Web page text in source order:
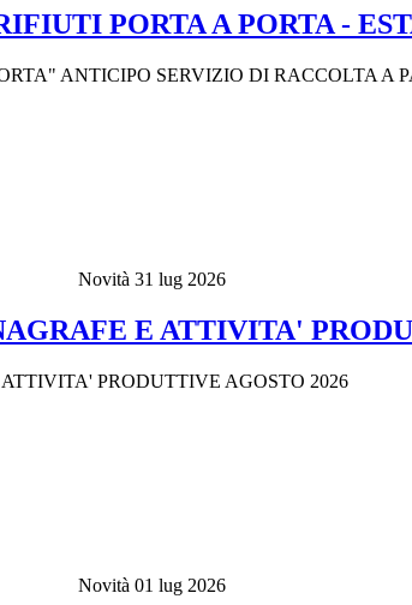
PORTA A PORTA -
ANTICIPO SERVIZIO DI RACCOLTA A
Novità 31 lug 2026
E ATTIVITA'
PRODUTTIVE AGOSTO 2026
Novità 01 lug 2026